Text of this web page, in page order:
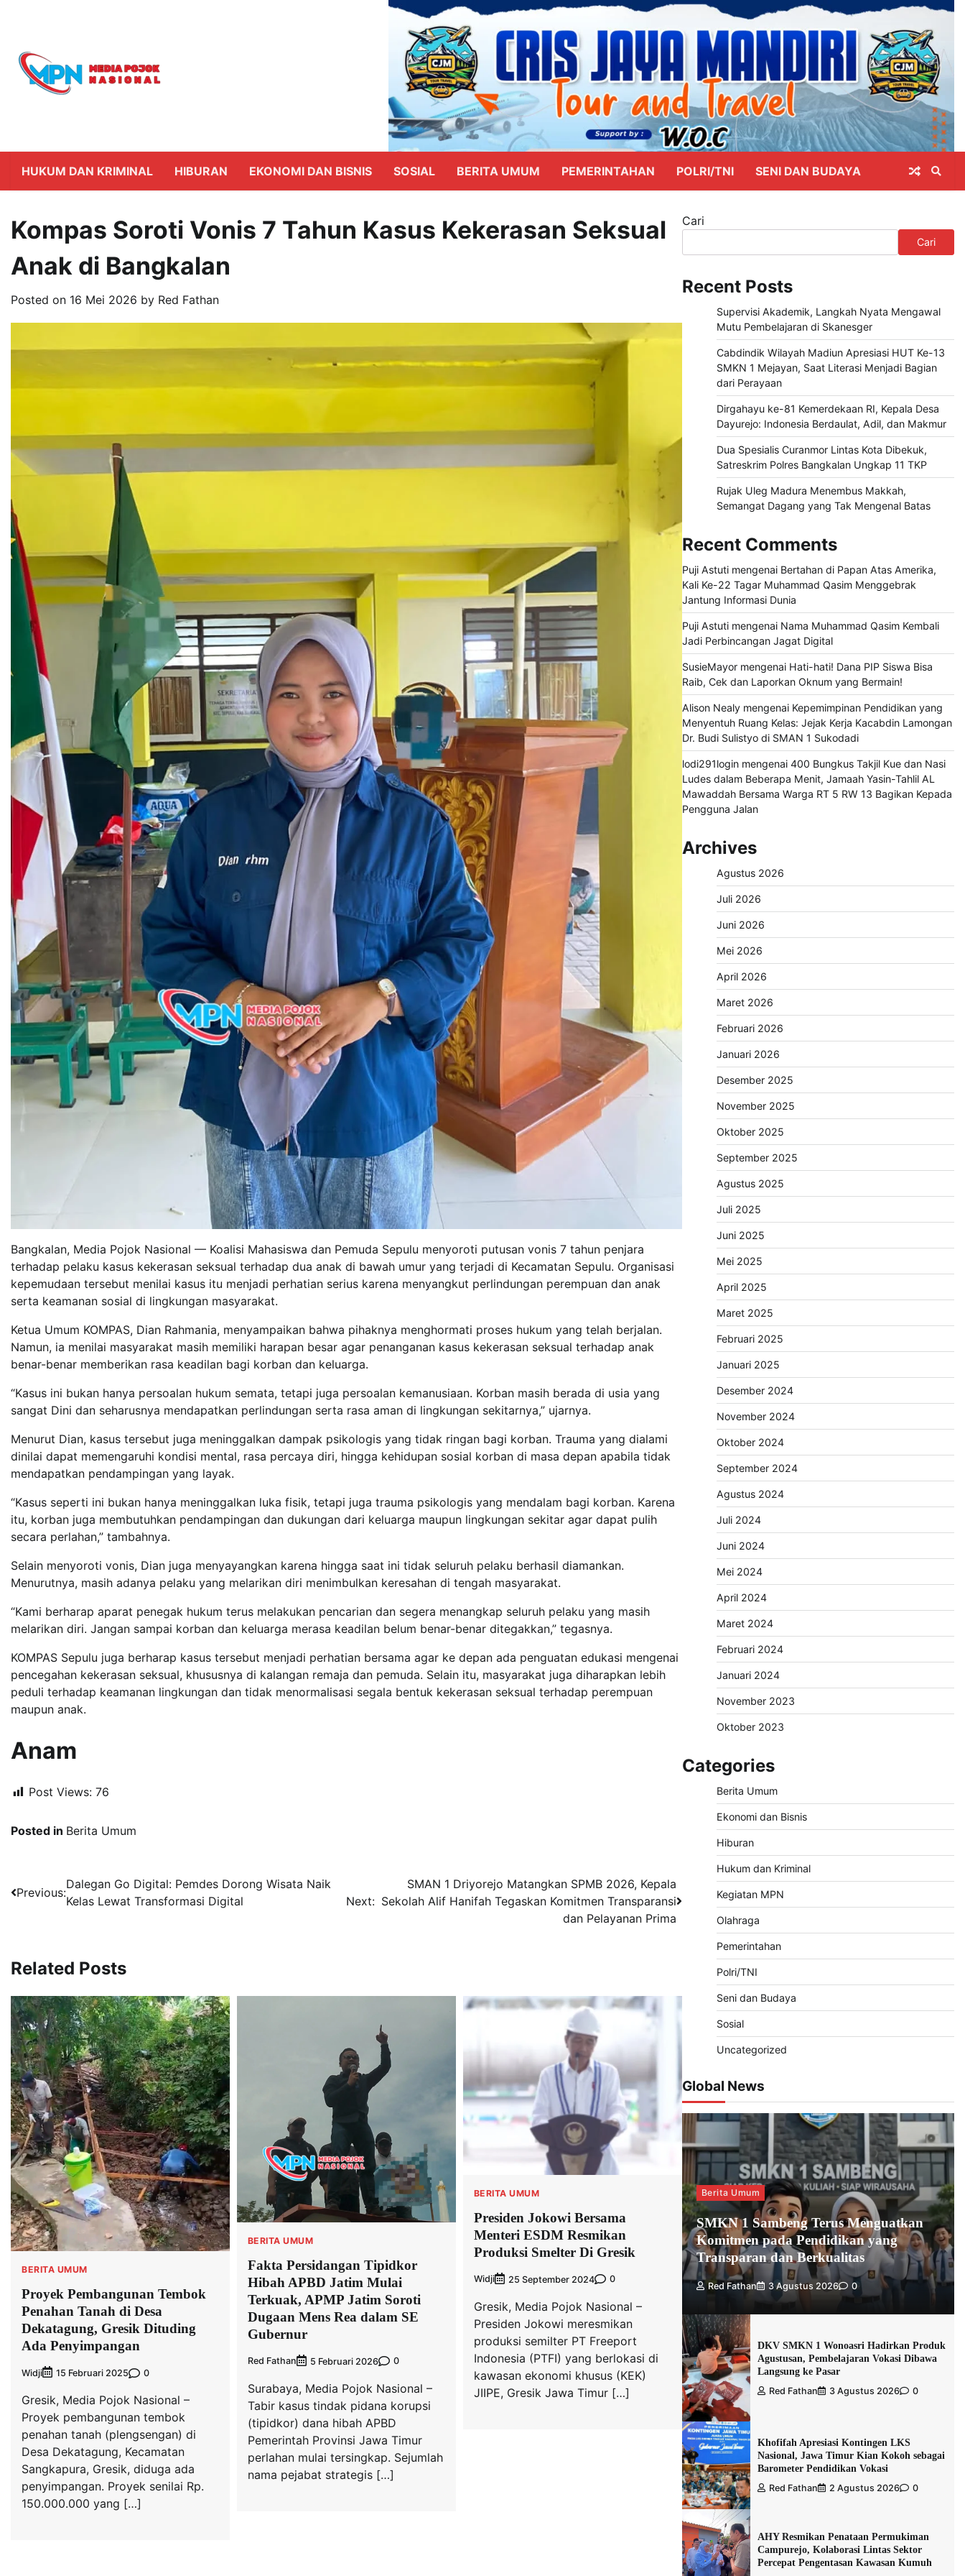
HUKUM DAN KRIMINAL HIBURAN EKONOMI DAN BISNIS SOSIAL BERITA UMUM PEMERINTAHAN POLRI/TNI SENI DAN BUDAYA
Kompas Soroti Vonis 7 Tahun Kasus Kekerasan Seksual
Anak di Bangkalan
Posted on 16 Mei 2026 by Red Fathan
Bangkalan, Media Pojok Nasional — Koalisi Mahasiswa dan Pemuda Sepulu menyoroti putusan vonis 7 tahun penjara
terhadap pelaku kasus kekerasan seksual terhadap dua anak di bawah umur yang terjadi di Kecamatan Sepulu. Organisasi
kepemudaan tersebut menilai kasus itu menjadi perhatian serius karena menyangkut perlindungan perempuan dan anak
serta keamanan sosial di lingkungan masyarakat.
Ketua Umum KOMPAS, Dian Rahmania, menyampaikan bahwa pihaknya menghormati proses hukum yang telah berjalan.
Namun, ia menilai masyarakat masih memiliki harapan besar agar penanganan kasus kekerasan seksual terhadap anak
benar-benar memberikan rasa keadilan bagi korban dan keluarga.
“Kasus ini bukan hanya persoalan hukum semata, tetapi juga persoalan kemanusiaan. Korban masih berada di usia yang
sangat Dini dan seharusnya mendapatkan perlindungan serta rasa aman di lingkungan sekitarnya,” ujarnya.
Menurut Dian, kasus tersebut juga meninggalkan dampak psikologis yang tidak ringan bagi korban. Trauma yang dialami
dinilai dapat memengaruhi kondisi mental, rasa percaya diri, hingga kehidupan sosial korban di masa depan apabila tidak
mendapatkan pendampingan yang layak.
“Kasus seperti ini bukan hanya meninggalkan luka fisik, tetapi juga trauma psikologis yang mendalam bagi korban. Karena
itu, korban juga membutuhkan pendampingan dan dukungan dari keluarga maupun lingkungan sekitar agar dapat pulih
secara perlahan,” tambahnya.
Selain menyoroti vonis, Dian juga menyayangkan karena hingga saat ini tidak seluruh pelaku berhasil diamankan.
Menurutnya, masih adanya pelaku yang melarikan diri menimbulkan keresahan di tengah masyarakat.
“Kami berharap aparat penegak hukum terus melakukan pencarian dan segera menangkap seluruh pelaku yang masih
melarikan diri. Jangan sampai korban dan keluarga merasa keadilan belum benar-benar ditegakkan,” tegasnya.
KOMPAS Sepulu juga berharap kasus tersebut menjadi perhatian bersama agar ke depan ada penguatan edukasi mengenai
pencegahan kekerasan seksual, khususnya di kalangan remaja dan pemuda. Selain itu, masyarakat juga diharapkan lebih
peduli terhadap keamanan lingkungan dan tidak menormalisasi segala bentuk kekerasan seksual terhadap perempuan
maupun anak.
Anam
Post Views: 76
Posted in Berita Umum
Navigasi
Previous:
Dalegan Go Digital: Pemdes Dorong Wisata Naik
Kelas Lewat Transformasi Digital
Next:
SMAN 1 Driyorejo Matangkan SPMB 2026, Kepala
Sekolah Alif Hanifah Tegaskan Komitmen Transparansi
dan Pelayanan Prima
Related Posts
BERITA UMUM
Proyek Pembangunan Tembok
Penahan Tanah di Desa
Dekatagung, Gresik Dituding
Ada Penyimpangan
Widji 15 Februari 2025 0
Gresik, Media Pojok Nasional –
Proyek pembangunan tembok
penahan tanah (plengsengan) di
Desa Dekatagung, Kecamatan
Sangkapura, Gresik, diduga ada
penyimpangan. Proyek senilai Rp.
150.000.000 yang […]
BERITA UMUM
Fakta Persidangan Tipidkor
Hibah APBD Jatim Mulai
Terkuak, APMP Jatim Soroti
Dugaan Mens Rea dalam SE
Gubernur
Red Fathan 5 Februari 2026 0
Surabaya, Media Pojok Nasional –
Tabir kasus tindak pidana korupsi
(tipidkor) dana hibah APBD
Pemerintah Provinsi Jawa Timur
perlahan mulai tersingkap. Sejumlah
nama pejabat strategis […]
BERITA UMUM
Presiden Jokowi Bersama
Menteri ESDM Resmikan
Produksi Smelter Di Gresik
Widji 25 September 2024 0
Gresik, Media Pojok Nasional –
Presiden Jokowi meresmikan
produksi semilter PT Freeport
Indonesia (PTFI) yang berlokasi di
kawasan ekonomi khusus (KEK)
JIIPE, Gresik Jawa Timur […]
Cari
Cari
Recent Posts
Supervisi Akademik, Langkah Nyata Mengawal
Mutu Pembelajaran di Skanesger
Cabdindik Wilayah Madiun Apresiasi HUT Ke-13
SMKN 1 Mejayan, Saat Literasi Menjadi Bagian
dari Perayaan
Dirgahayu ke-81 Kemerdekaan RI, Kepala Desa
Dayurejo: Indonesia Berdaulat, Adil, dan Makmur
Dua Spesialis Curanmor Lintas Kota Dibekuk,
Satreskrim Polres Bangkalan Ungkap 11 TKP
Rujak Uleg Madura Menembus Makkah,
Semangat Dagang yang Tak Mengenal Batas
Recent Comments
Puji Astutimengenai Bertahan di Papan Atas Amerika,
Kali Ke-22 Tagar Muhammad Qasim Menggebrak
Jantung Informasi Dunia
Puji Astutimengenai Nama Muhammad Qasim Kembali
Jadi Perbincangan Jagat Digital
SusieMayormengenai Hati-hati! Dana PIP Siswa Bisa
Raib, Cek dan Laporkan Oknum yang Bermain!
Alison Nealymengenai Kepemimpinan Pendidikan yang
Menyentuh Ruang Kelas: Jejak Kerja Kacabdin Lamongan
Dr. Budi Sulistyo di SMAN 1 Sukodadi
lodi291loginmengenai 400 Bungkus Takjil Kue dan Nasi
Ludes dalam Beberapa Menit, Jamaah Yasin-Tahlil AL
Mawaddah Bersama Warga RT 5 RW 13 Bagikan Kepada
Pengguna Jalan
Archives
Agustus 2026
Juli 2026
Juni 2026
Mei 2026
April 2026
Maret 2026
Februari 2026
Januari 2026
Desember 2025
November 2025
Oktober 2025
September 2025
Agustus 2025
Juli 2025
Juni 2025
Mei 2025
April 2025
Maret 2025
Februari 2025
Januari 2025
Desember 2024
November 2024
Oktober 2024
September 2024
Agustus 2024
Juli 2024
Juni 2024
Mei 2024
April 2024
Maret 2024
Februari 2024
Januari 2024
November 2023
Oktober 2023
Categories
Berita Umum
Ekonomi dan Bisnis
Hiburan
Hukum dan Kriminal
Kegiatan MPN
Olahraga
Pemerintahan
Polri/TNI
Seni dan Budaya
Sosial
Uncategorized
Global News
Berita Umum
SMKN 1 Sambeng Terus Menguatkan
Komitmen pada Pendidikan yang
Transparan dan Berkualitas
Red Fathan 3 Agustus 2026 0
DKV SMKN 1 Wonoasri Hadirkan Produk
Agustusan, Pembelajaran Vokasi Dibawa
Langsung ke Pasar
Red Fathan 3 Agustus 2026 0
Khofifah Apresiasi Kontingen LKS
Nasional, Jawa Timur Kian Kokoh sebagai
Barometer Pendidikan Vokasi
Red Fathan 2 Agustus 2026 0
AHY Resmikan Penataan Permukiman
Campurejo, Kolaborasi Lintas Sektor
Percepat Pengentasan Kawasan Kumuh